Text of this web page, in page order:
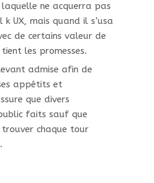
ne acquerra pas
UX, mais quand il s’usa
de certains valeur de
les promesses.
admise afin de
appétits et
que divers
faits sauf que
chaque tour